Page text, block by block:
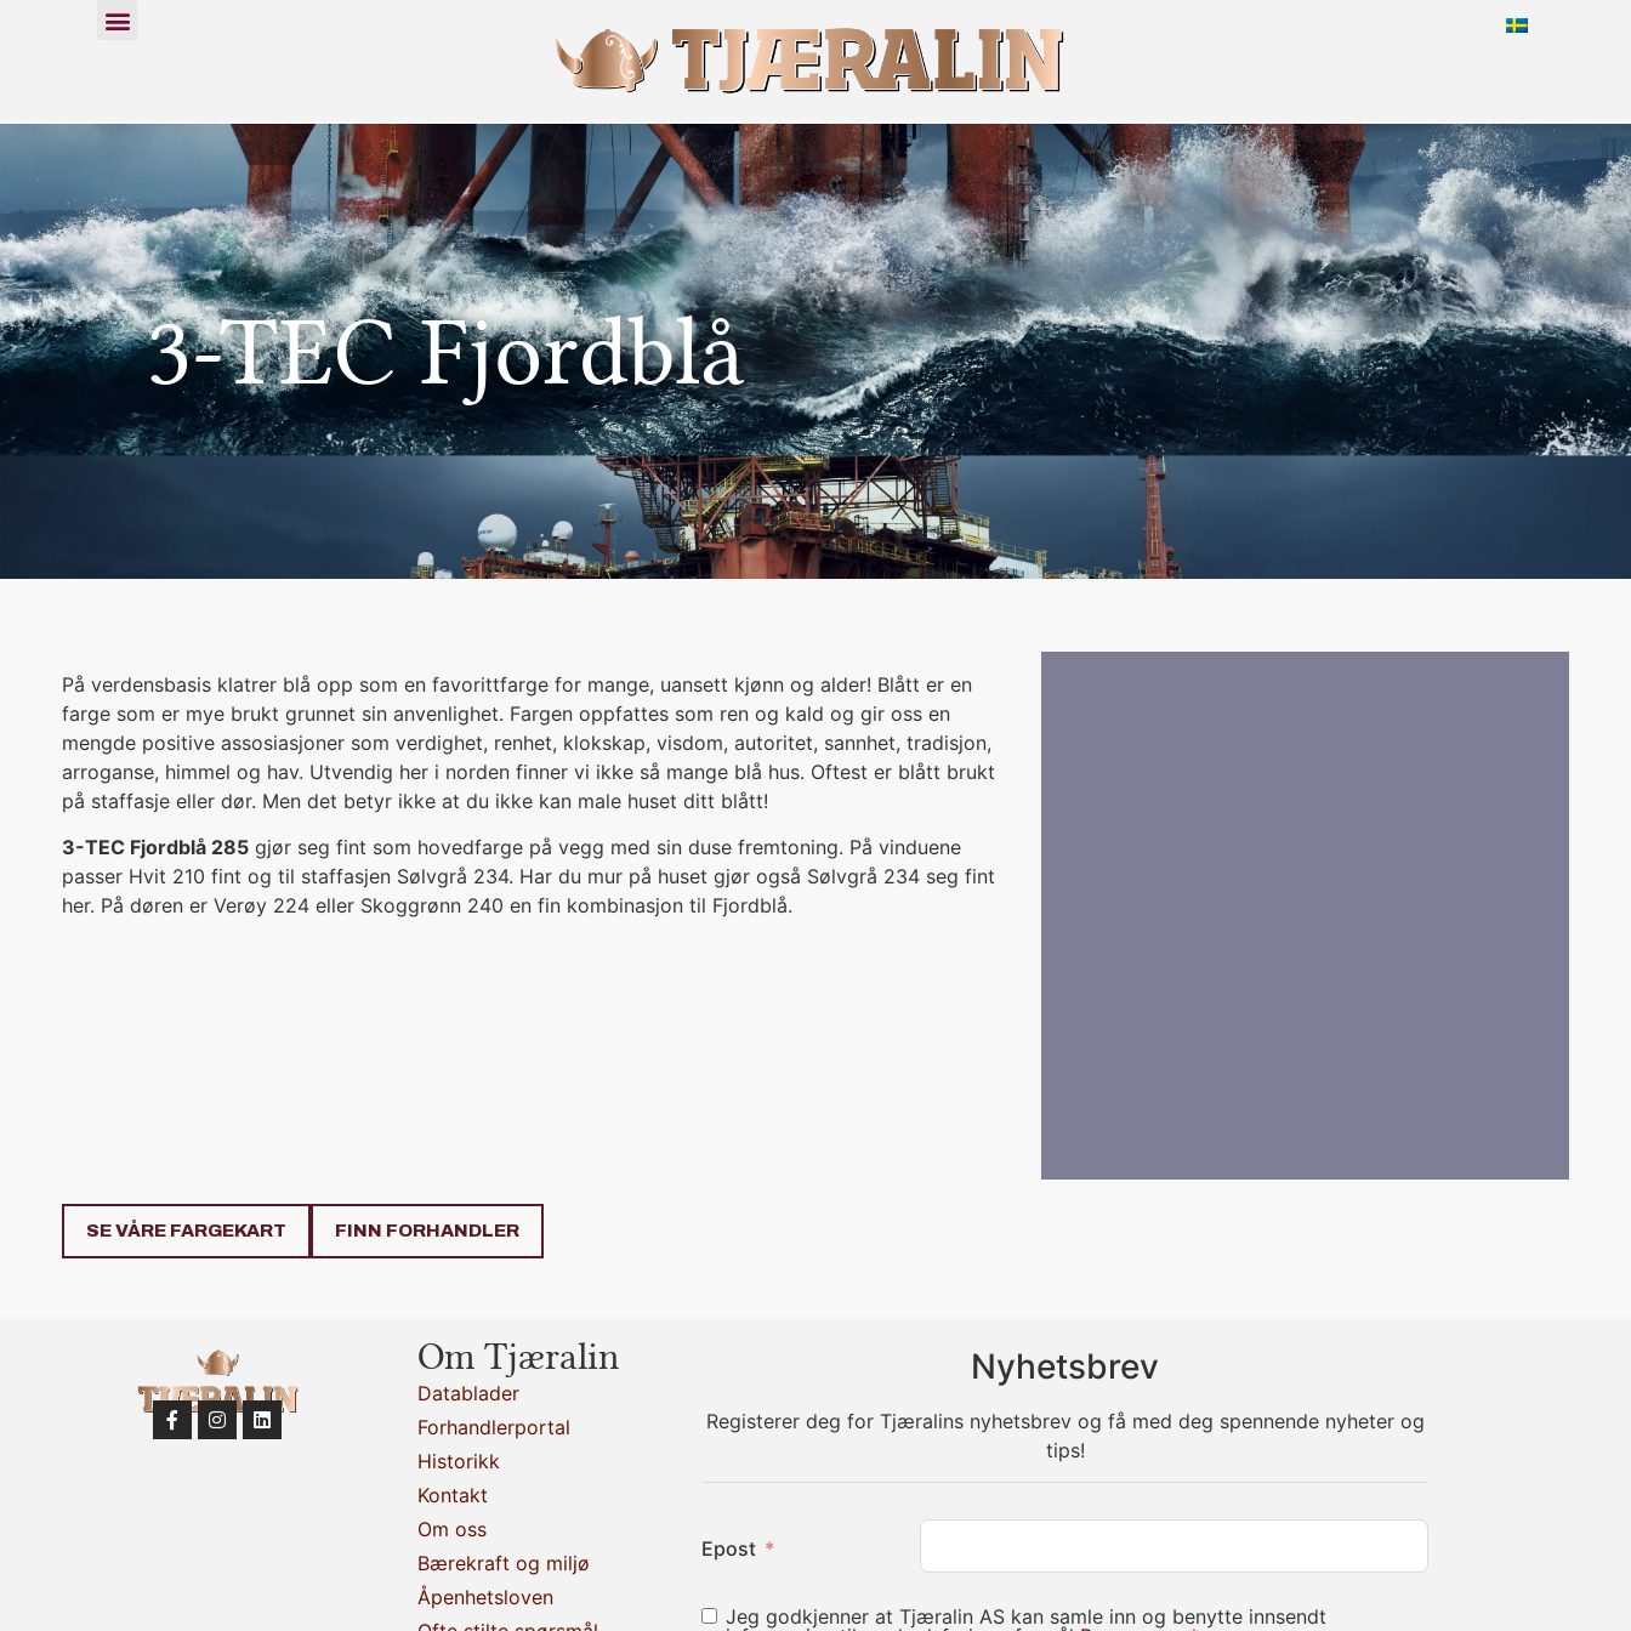
3-TEC Fjordblå
På verdensbasis klatrer blå opp som en favorittfarge for mange, uansett kjønn og alder! Blått er en
farge som er mye brukt grunnet sin anvenlighet. Fargen oppfattes som ren og kald og gir oss en
mengde positive assosiasjoner som verdighet, renhet, klokskap, visdom, autoritet, sannhet, tradisjon,
arroganse, himmel og hav. Utvendig her i norden finner vi ikke så mange blå hus. Oftest er blått brukt
på staffasje eller dør. Men det betyr ikke at du ikke kan male huset ditt blått!
3-TEC Fjordblå 285 gjør seg fint som hovedfarge på vegg med sin duse fremtoning. På vinduene
passer Hvit 210 fint og til staffasjen Sølvgrå 234. Har du mur på huset gjør også Sølvgrå 234 seg fint
her. På døren er Verøy 224 eller Skoggrønn 240 en fin kombinasjon til Fjordblå.
SE VÅRE FARGEKART FINN FORHANDLER
Om Tjæralin
Datablader
Forhandlerportal
Historikk
Kontakt
Om oss
Bærekraft og miljø
Åpenhetsloven
Nyhetsbrev
Registerer deg for Tjæralins nyhetsbrev og få med deg spennende nyheter og
tips!
Epost
Jeg godkjenner at Tjæralin AS kan samle inn og benytte innsendt